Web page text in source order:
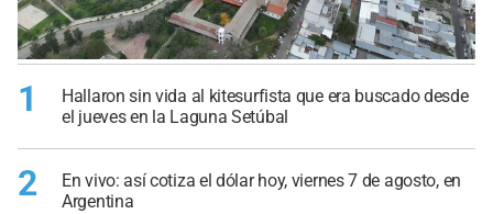
1
Hallaron sin vida al kitesurfista que era buscado desde
el jueves en la Laguna Setúbal
2
En vivo: así cotiza el dólar hoy, viernes 7 de agosto, en
Argentina